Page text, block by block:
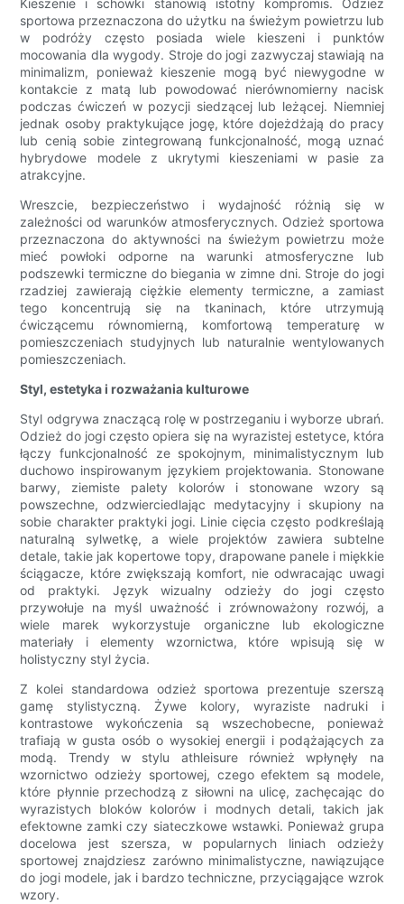
Kieszenie i schowki stanowią istotny kompromis. Odzież
sportowa przeznaczona do użytku na świeżym powietrzu lub
w podróży często posiada wiele kieszeni i punktów
mocowania dla wygody. Stroje do jogi zazwyczaj stawiają na
minimalizm, ponieważ kieszenie mogą być niewygodne w
kontakcie z matą lub powodować nierównomierny nacisk
podczas ćwiczeń w pozycji siedzącej lub leżącej. Niemniej
jednak osoby praktykujące jogę, które dojeżdżają do pracy
lub cenią sobie zintegrowaną funkcjonalność, mogą uznać
hybrydowe modele z ukrytymi kieszeniami w pasie za
atrakcyjne.
Wreszcie, bezpieczeństwo i wydajność różnią się w
zależności od warunków atmosferycznych. Odzież sportowa
przeznaczona do aktywności na świeżym powietrzu może
mieć powłoki odporne na warunki atmosferyczne lub
podszewki termiczne do biegania w zimne dni. Stroje do jogi
rzadziej zawierają ciężkie elementy termiczne, a zamiast
tego koncentrują się na tkaninach, które utrzymują
ćwiczącemu równomierną, komfortową temperaturę w
pomieszczeniach studyjnych lub naturalnie wentylowanych
pomieszczeniach.
Styl, estetyka i rozważania kulturowe
Styl odgrywa znaczącą rolę w postrzeganiu i wyborze ubrań.
Odzież do jogi często opiera się na wyrazistej estetyce, która
łączy funkcjonalność ze spokojnym, minimalistycznym lub
duchowo inspirowanym językiem projektowania. Stonowane
barwy, ziemiste palety kolorów i stonowane wzory są
powszechne, odzwierciedlając medytacyjny i skupiony na
sobie charakter praktyki jogi. Linie cięcia często podkreślają
naturalną sylwetkę, a wiele projektów zawiera subtelne
detale, takie jak kopertowe topy, drapowane panele i miękkie
ściągacze, które zwiększają komfort, nie odwracając uwagi
od praktyki. Język wizualny odzieży do jogi często
przywołuje na myśl uważność i zrównoważony rozwój, a
wiele marek wykorzystuje organiczne lub ekologiczne
materiały i elementy wzornictwa, które wpisują się w
holistyczny styl życia.
Z kolei standardowa odzież sportowa prezentuje szerszą
gamę stylistyczną. Żywe kolory, wyraziste nadruki i
kontrastowe wykończenia są wszechobecne, ponieważ
trafiają w gusta osób o wysokiej energii i podążających za
modą. Trendy w stylu athleisure również wpłynęły na
wzornictwo odzieży sportowej, czego efektem są modele,
które płynnie przechodzą z siłowni na ulicę, zachęcając do
wyrazistych bloków kolorów i modnych detali, takich jak
efektowne zamki czy siateczkowe wstawki. Ponieważ grupa
docelowa jest szersza, w popularnych liniach odzieży
sportowej znajdziesz zarówno minimalistyczne, nawiązujące
do jogi modele, jak i bardzo techniczne, przyciągające wzrok
wzory.